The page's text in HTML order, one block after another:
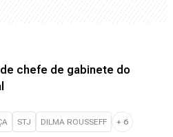
chefe de gabinete do
STJ DILMA ROUSSEFF + 6